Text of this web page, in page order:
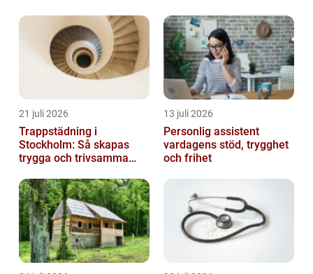
21 juli 2026
Trappstädning i
Stockholm: Så skapas
trygga och trivsamma
13 juli 2026
Personlig assistent
vardagens stöd, trygghet
och frihet